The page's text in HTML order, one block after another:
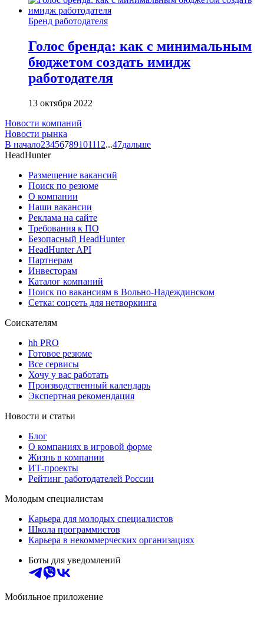
Бренд работодателя
Голос бренда: как с минимальным
бюджетом создать имидж
работодателя
13 октября 2022
Новости компаний
Новости рынка
В начало23456789101112...47дальше
HeadHunter
Размещение вакансий
Поиск по резюме
О компании
Наши вакансии
Реклама на сайте
Требования к ПО
Безопасный HeadHunter
HeadHunter API
Партнерам
Инвесторам
Каталог компаний
Поиск по вакансиям в Вольно-Надеждинском
Сетка: соцсеть для нетворкинга
Соискателям
hh PRO
Готовое резюме
Все сервисы
Хочу у вас работать
Производственный календарь
Экспертная рекомендация
Новости и статьи
Блог
О компаниях в игровой форме
Жизнь в компании
ИТ-проекты
Рейтинг работодателей России
Молодым специалистам
Карьера для молодых специалистов
Школа программистов
Карьера в некоммерческих организациях
Боты для уведомлений
Мобильное приложение